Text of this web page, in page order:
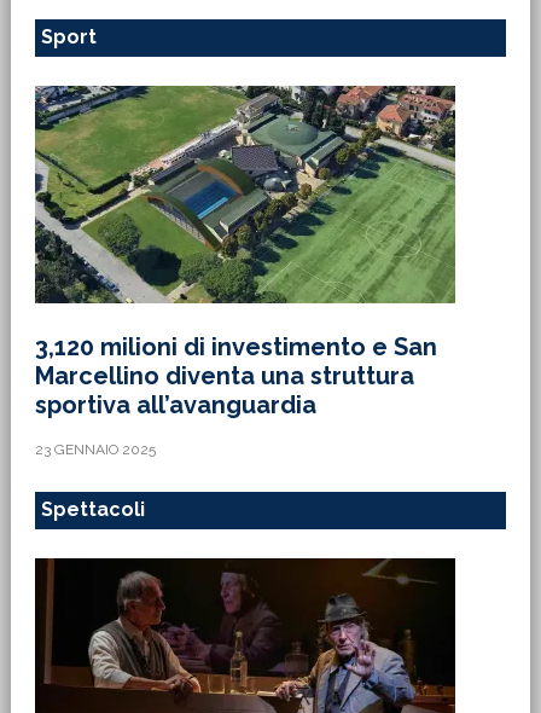
Sport
3,120 milioni di investimento e San
Marcellino diventa una struttura
sportiva all’avanguardia
23 GENNAIO 2025
Spettacoli